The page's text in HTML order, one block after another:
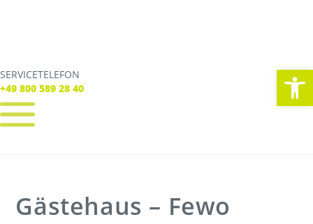
SERVICETELEFON
+49 800 589 28 40
SERVICE TELEFON
+49 800 589 28 40
Tickets
Freizeit
Gästehaus – Fewo